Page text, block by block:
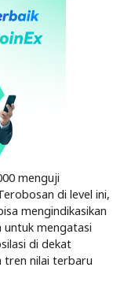
menguji
di level ini,
mengindikasikan
untuk mengatasi
di dekat
tren nilai terbaru